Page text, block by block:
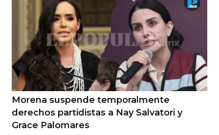
Morena suspende temporalmente
derechos partidistas a Nay Salvatori y
Grace Palomares